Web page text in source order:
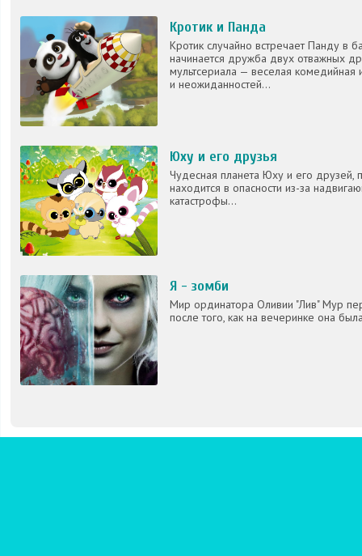
Кротик и Панда
Кротик случайно встречает Панду в
начинается дружба двух отважных
мультсериала — веселая комедийная
и неожиданностей...
Юху и его друзья
Чудесная планета Юху и его друзей,
находится в опасности из-за
катастрофы...
Я - зомби
Мир ординатора Оливии "Лив" Мур
после того, как на вечеринке она